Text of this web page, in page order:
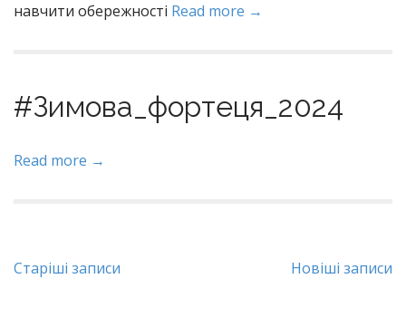
навчити обережності Read more →
#Зимова_фортеця_2024
Read more →
Навігація
Старіші записи Новіші записи